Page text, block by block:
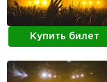
Купить билет